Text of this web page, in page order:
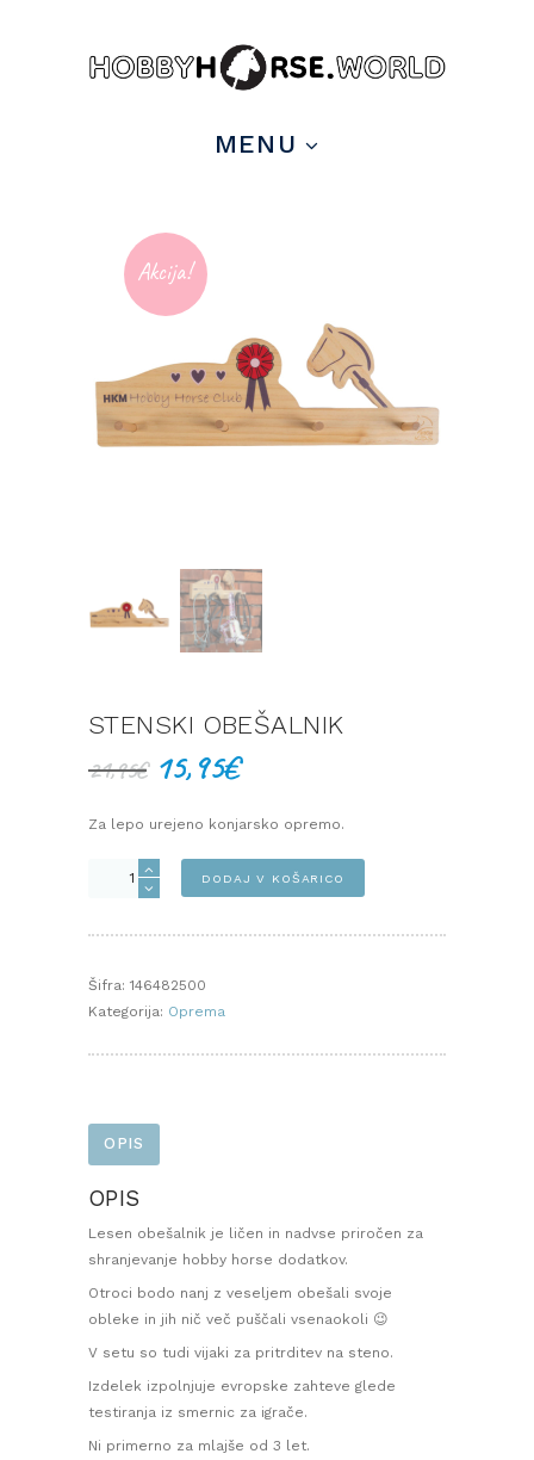
MENU
Akcija!
STENSKI OBEŠALNIK
21,95€ Izvirna
je
21,95€.
15,95€Trenutna
je:
Za lepo urejeno konjarsko opremo.
Stenski
obešalnik
DODAJ V KOŠARICO
Šifra: 146482500
Kategorija: Oprema
OPIS
OPIS
Lesen obešalnik je ličen in nadvse priročen za
shranjevanje hobby horse dodatkov.
Otroci bodo nanj z veseljem obešali svoje
obleke in jih nič več puščali vsenaokoli 😉
V setu so tudi vijaki za pritrditev na steno.
Izdelek izpolnjuje evropske zahteve glede
testiranja iz smernic za igrače.
Ni primerno za mlajše od 3 let.